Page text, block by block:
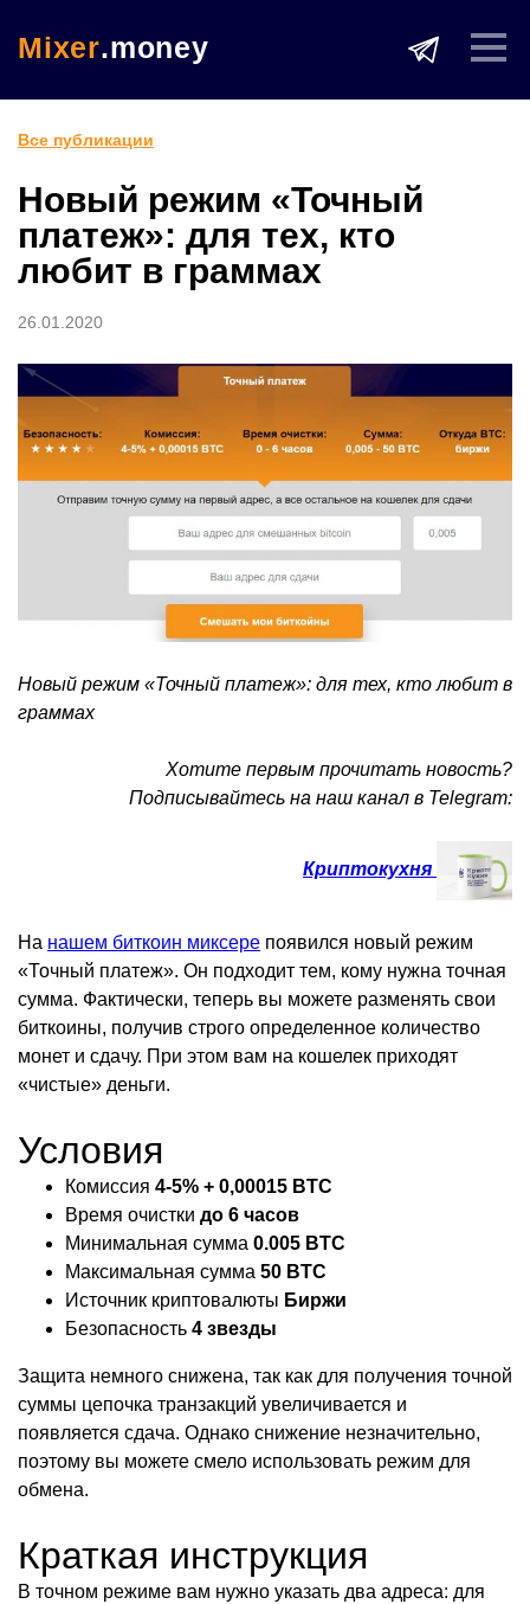
Mixer.money
Все публикации
Новый режим «Точный
платеж»: для тех, кто
любит в граммах
26.01.2020
Новый режим «Точный платеж»: для тех, кто любит в
граммах
Хотите первым прочитать новость?
Подписывайтесь на наш канал в Telegram:
Криптокухня
На нашем биткоин миксере появился новый режим
«Точный платеж». Он подходит тем, кому нужна точная
сумма. Фактически, теперь вы можете разменять свои
биткоины, получив строго определенное количество
монет и сдачу. При этом вам на кошелек приходят
«чистые» деньги.
Условия
Комиссия 4-5% + 0,00015 BTC
Время очистки до 6 часов
Минимальная сумма 0.005 BTC
Максимальная сумма 50 BTC
Источник криптовалюты Биржи
Безопасность 4 звезды
Защита немного снижена, так как для получения точной
суммы цепочка транзакций увеличивается и
появляется сдача. Однако снижение незначительно,
поэтому вы можете смело использовать режим для
обмена.
Краткая инструкция
В точном режиме вам нужно указать два адреса: для